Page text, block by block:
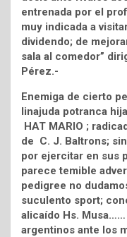
entrenada por el
muy indicada a
dividendo; de
sala al comedor”
Pérez.-
Enemiga de cierto
linajuda potranca
HAT MARIO ;
de C. J. Baltrons;
por ejercitar en sus
parece temible
pedigree no
suculento sport;
alicaído Hs.
argentinos ante los